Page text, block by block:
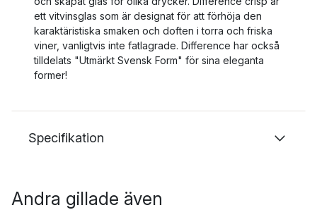
ett vitvinsglas som är designat för att förhöja den
karaktäristiska smaken och doften i torra och friska
viner, vanligtvis inte fatlagrade. Difference har också
tilldelats "Utmärkt Svensk Form" för sina eleganta
former!
Specifikation
Andra gillade även